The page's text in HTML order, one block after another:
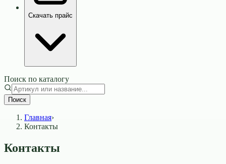
Скачать прайс
Поиск по каталогу
Поиск
Главная›
Контакты
Контакты